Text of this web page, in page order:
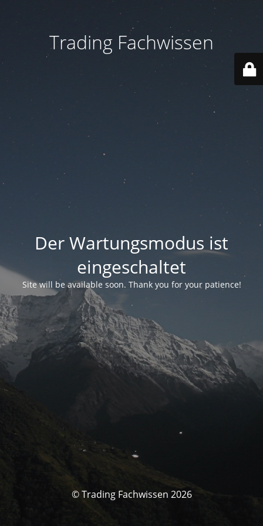
Trading Fachwissen
Der Wartungsmodus ist
eingeschaltet
Site will be available soon. Thank you for your patience!
© Trading Fachwissen 2026